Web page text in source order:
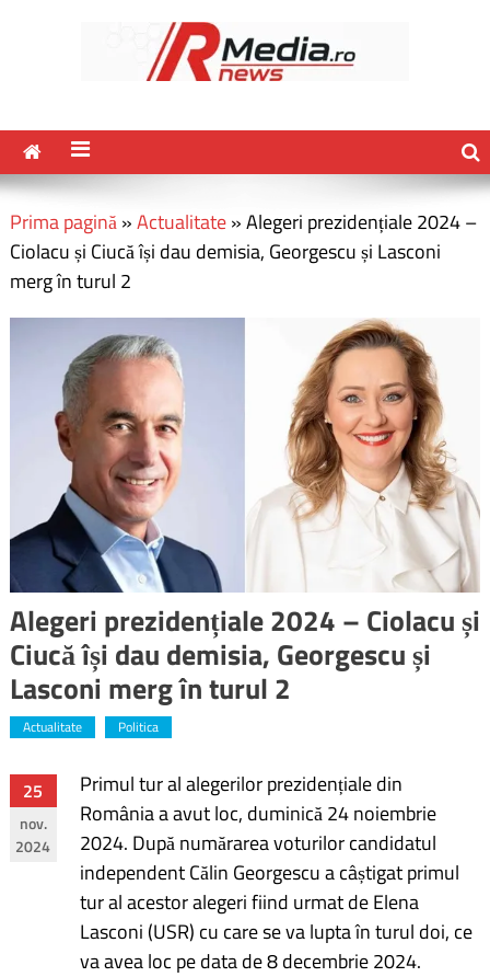
Prima pagină»Actualitate»Alegeri prezidențiale 2024 –
Ciolacu și Ciucă își dau demisia, Georgescu și Lasconi
merg în turul 2
Alegeri prezidențiale 2024 – Ciolacu și
Ciucă își dau demisia, Georgescu și
Lasconi merg în turul 2
Actualitate Politica
25
nov.
2024
Primul tur al alegerilor prezidențiale din
România a avut loc, duminică 24 noiembrie
2024. După numărarea voturilor candidatul
independent Călin Georgescu a câștigat primul
tur al acestor alegeri fiind urmat de Elena
Lasconi (USR) cu care se va lupta în turul doi, ce
va avea loc pe data de 8 decembrie 2024.
Navigare
în
articole